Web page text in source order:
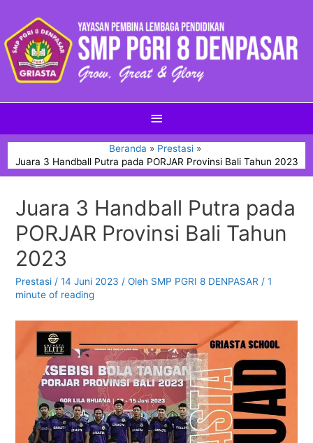
Beranda
Prestasi
Juara 3 Handball Putra pada PORJAR Provinsi Bali Tahun 2023
Juara 3 Handball Putra pada
PORJAR Provinsi Bali Tahun
2023
Prestasi / 14 Juni 2023 / Oleh SMP PGRI 8 DENPASAR / 1
minute of reading